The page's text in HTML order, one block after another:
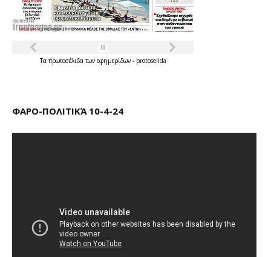
Τα πρωτοσέλιδατων εφημερίδων - protoselida
ΦΑΡΟ-ΠΟΛΙΤΙΚΆ 10-4-24